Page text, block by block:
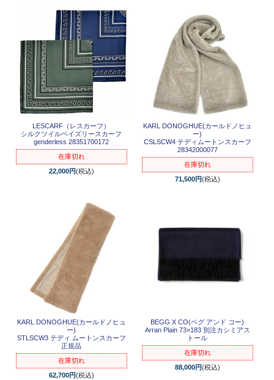
LESCARF（レスカーフ）
シルクツイルペイズリースカーフ
genderless 28351700172
在庫切れ
22,000円(税込)
KARL DONOGHUE(カールドノヒュ
ー)
CSLSCW4 テディムートンスカーフ
28342000077
在庫切れ
71,500円(税込)
KARL DONOGHUE(カールドノヒュ
ー)
STLSCW3 テディ ムートンスカーフ
正規品
在庫切れ
62,700円(税込)
BEGG X CO(ベグ アンド コー)
Arran Plain 73×183 別注カシミアス
トール
在庫切れ
88,000円(税込)